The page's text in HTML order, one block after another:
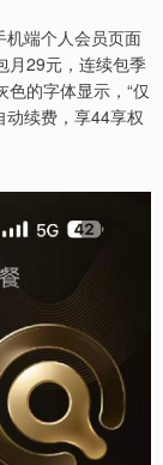
端个人会员页面
月29元，连续包季
的字体显示，“仅
续费，享44享权